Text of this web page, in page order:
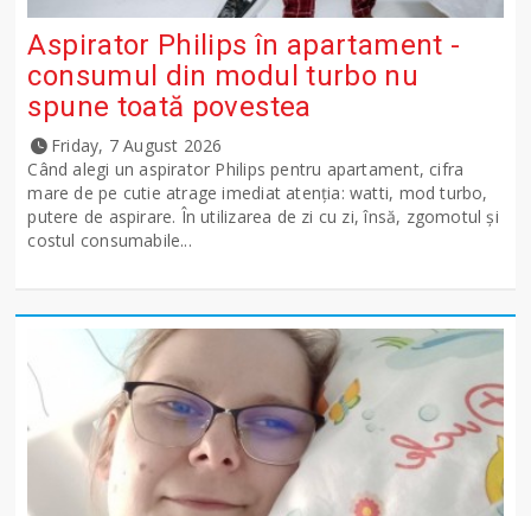
Aspirator Philips în apartament -
consumul din modul turbo nu
spune toată povestea
Friday, 7 August 2026
Când alegi un aspirator Philips pentru apartament, cifra
mare de pe cutie atrage imediat atenția: watti, mod turbo,
putere de aspirare. În utilizarea de zi cu zi, însă, zgomotul și
costul consumabile...